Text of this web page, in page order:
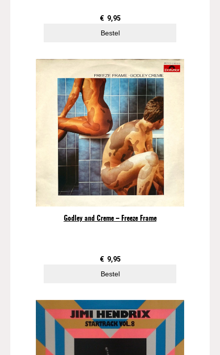
€ 9,95
Bestel
Godley and Creme – Freeze Frame
€ 9,95
Bestel